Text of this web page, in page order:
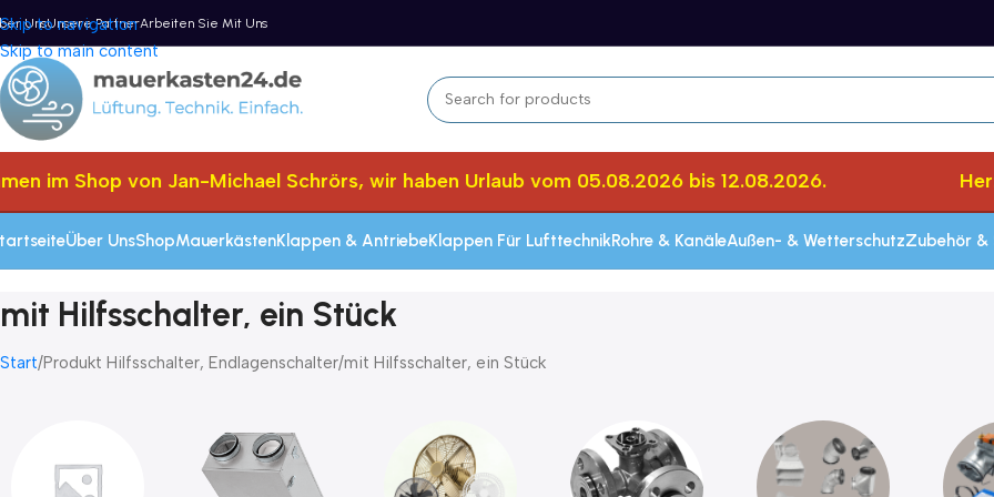
Skip to navigation
Skip to main content
UnsUnsere PartnerArbeiten Sie Mit Uns
im Shop von Jan-Michael Schrörs, wir haben Urlaub vom 05.08.2026 bis 12.08.2026.
Über UnsShopMauerkästenKlappen & AntriebeKlappen Für LufttechnikRohre & KanäleAußen- & WetterschutzZubehör &
mit Hilfsschalter, ein Stück
Start Produkt Hilfsschalter, Endlagenschalter mit Hilfsschalter, ein Stück